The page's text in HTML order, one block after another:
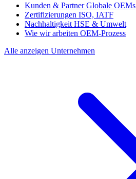
Kunden & PartnerGlobale OEMs
Zertifizierungen ISO, IATF
Nachhaltigkeit HSE & Umwelt
Wie wir arbeiten OEM-Prozess
Alle anzeigen Unternehmen